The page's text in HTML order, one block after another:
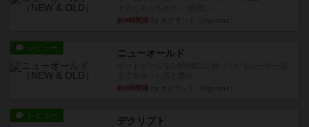
約9時間前
レビュー ニューオールド
約9時間前
レビュー デクリプト